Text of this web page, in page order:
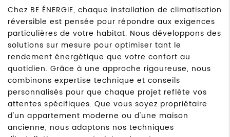
Chez BE ÉNERGIE, chaque installation de climatisation
réversible est pensée pour répondre aux exigences
particulières de votre habitat. Nous développons des
solutions sur mesure pour optimiser tant le
rendement énergétique que votre confort au
quotidien. Grâce à une approche rigoureuse, nous
combinons expertise technique et conseils
personnalisés pour que chaque projet reflète vos
attentes spécifiques. Que vous soyez propriétaire
d'un appartement moderne ou d'une maison
ancienne, nous adaptons nos techniques